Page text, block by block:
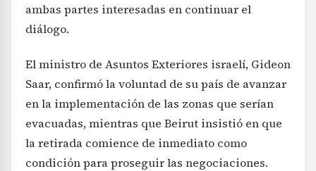
ambas partes interesadas en continuar el
diálogo.
El ministro de Asuntos Exteriores israelí, Gideon
Saar, confirmó la voluntad de su país de avanzar
en la implementación de las zonas que serían
evacuadas, mientras que Beirut insistió en que
la retirada comience de inmediato como
condición para proseguir las negociaciones.